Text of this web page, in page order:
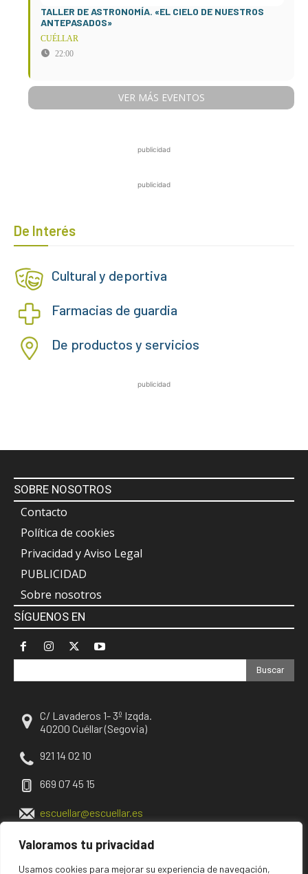
Valoramos tu privacidad
Usamos cookies para mejorar su experiencia de navegación,
TALLER DE ASTRONOMÍA. «EL CIELO DE NUESTROS
ANTEPASADOS»
CUÉLLAR
22:00
VER MÁS EVENTOS
publicidad
publicidad
De Interés
Cultural y deportiva
Farmacias de guardia
De productos y servicios
publicidad
SOBRE NOSOTROS
Contacto
Política de cookies
Privacidad y Aviso Legal
PUBLICIDAD
Sobre nosotros
SÍGUENOS EN
Buscar
C/ Lavaderos 1- 3º Izqda.
40200 Cuéllar (Segovia)
921 14 02 10
669 07 45 15
escuellar@escuellar.es